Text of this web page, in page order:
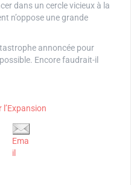
dans un cercle vicieux à la
n’oppose une grande
annoncée pour
Encore faudrait-il
Ema
il